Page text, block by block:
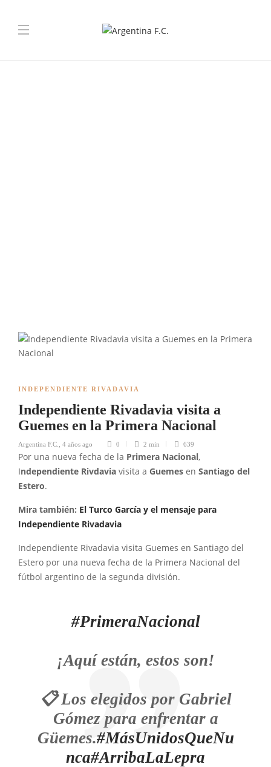
INDEPENDIENTE RIVADAVIA
Independiente Rivadavia visita a
Guemes en la Primera Nacional
Argentina F.C. 4 años ago 0 2 min 639
Por una nueva fecha de la Primera Nacional,
Independiente Rivdavia visita a Guemes en Santiago del
Estero.
Mira también: El Turco García y el mensaje para
Independiente Rivadavia
Independiente Rivadavia visita Guemes en Santiago del
Estero por una nueva fecha de la Primera Nacional del
fútbol argentino de la segunda división.
#PrimeraNacional
¡Aquí están, estos son!
📋 Los elegidos por Gabriel
Gómez para enfrentar a
Güemes.#MásUnidosQueNu
nca#ArribaLaLepra